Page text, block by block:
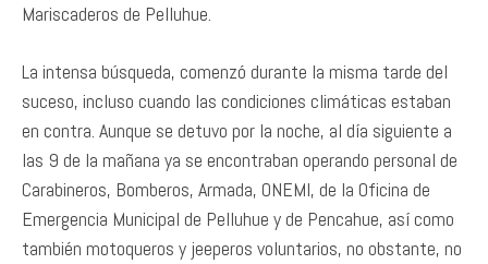
Mariscaderos de Pelluhue.
La intensa búsqueda, comenzó durante la misma tarde del
suceso, incluso cuando las condiciones climáticas estaban
en contra. Aunque se detuvo por la noche, al día siguiente a
las 9 de la mañana ya se encontraban operando personal de
Carabineros, Bomberos, Armada, ONEMI, de la Oficina de
Emergencia Municipal de Pelluhue y de Pencahue, así como
también motoqueros y jeeperos voluntarios, no obstante, no